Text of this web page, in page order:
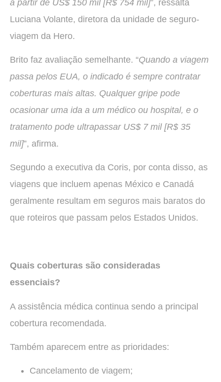
a partir de US$ 150 mil [R$ 754 mil]”, ressalta
Luciana Volante, diretora da unidade de seguro-
viagem da Hero.
Brito faz avaliação semelhante. “Quando a viagem
passa pelos EUA, o indicado é sempre contratar
coberturas mais altas. Qualquer gripe pode
ocasionar uma ida a um médico ou hospital, e o
tratamento pode ultrapassar US$ 7 mil [R$ 35
mil]”, afirma.
Segundo a executiva da Coris, por conta disso, as
viagens que incluem apenas México e Canadá
geralmente resultam em seguros mais baratos do
que roteiros que passam pelos Estados Unidos.
Quais coberturas são consideradas
essenciais?
A assistência médica continua sendo a principal
cobertura recomendada.
Também aparecem entre as prioridades:
Cancelamento de viagem;